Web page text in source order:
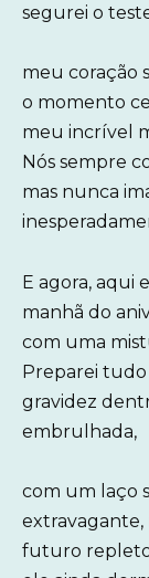
segurei o
meu coração
o momento
meu incrível
Nós sempre
mas nunca
E agora, aqui
manhã do
com uma
Preparei
gravidez
embrulhada,
com um laço
extravagante,
futuro repleto